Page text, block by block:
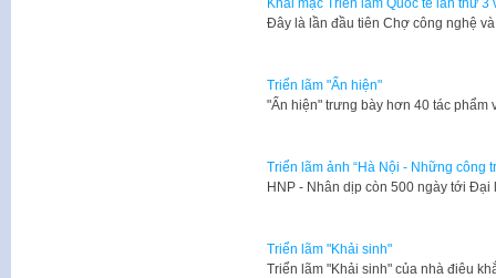
Đây là lần đầu tiên Chợ công nghệ
Triển lãm "Ẩn hiện"
"Ẩn hiện" trưng bày hơn 40 tác
Triển lãm ảnh “Hà Nội - Những công
​HNP - Nhân dịp còn 500 ngày tới
Triển lãm "Khải sinh"
Triển lãm "Khải sinh" của nhà điêu